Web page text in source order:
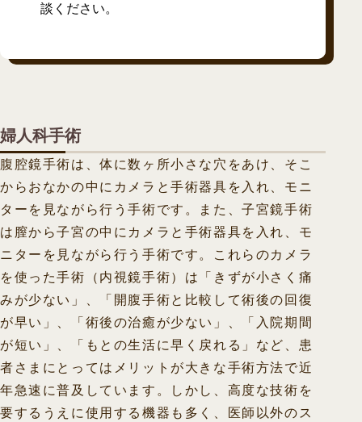
談ください。
婦人科手術
腹腔鏡手術は、体に数ヶ所小さな穴をあけ、そこ
からおなかの中にカメラと手術器具を入れ、モニ
ターを見ながら行う手術です。また、子宮鏡手術
は膣から子宮の中にカメラと手術器具を入れ、モ
ニターを見ながら行う手術です。これらのカメラ
を使った手術（内視鏡手術）は「きずが小さく痛
みが少ない」、「開腹手術と比較して術後の回復
が早い」、「術後の治癒が少ない」、「入院期間
が短い」、「もとの生活に早く戻れる」など、患
者さまにとってはメリットが大きな手術方法で近
年急速に普及しています。しかし、高度な技術を
要するうえに使用する機器も多く、医師以外のス